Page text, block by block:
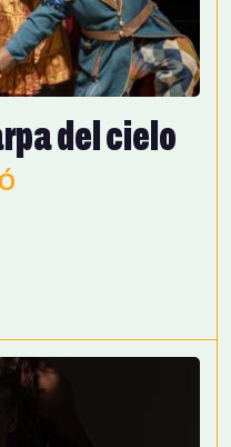
del cielo